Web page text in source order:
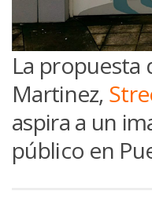
La propuesta
Martinez,
aspira a un
público en